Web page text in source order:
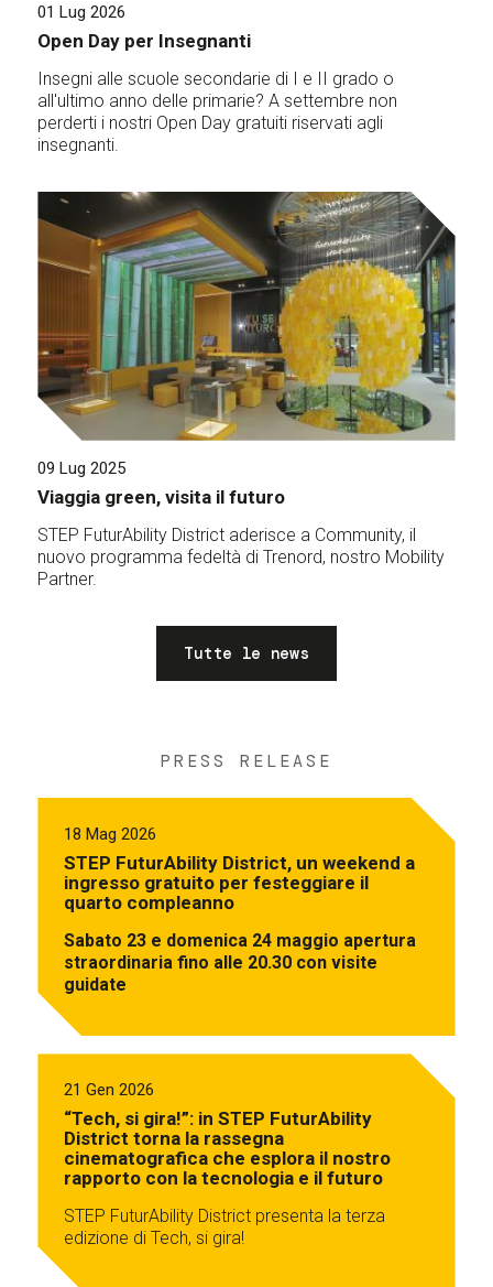
01 Lug 2026
Open Day per Insegnanti
Insegni alle scuole secondarie di I e II grado o
all'ultimo anno delle primarie? A settembre non
perderti i nostri Open Day gratuiti riservati agli
insegnanti.
09 Lug 2025
Viaggia green, visita il futuro
STEP FuturAbility District aderisce a Community, il
nuovo programma fedeltà di Trenord, nostro Mobility
Partner.
Tutte le news
PRESS RELEASE
18 Mag 2026
STEP FuturAbility District, un weekend a
ingresso gratuito per festeggiare il
quarto compleanno
Sabato 23 e domenica 24 maggio apertura
straordinaria fino alle 20.30 con visite
guidate
21 Gen 2026
“Tech, si gira!”: in STEP FuturAbility
District torna la rassegna
cinematografica che esplora il nostro
rapporto con la tecnologia e il futuro
STEP FuturAbility District presenta la terza
edizione di Tech, si gira!